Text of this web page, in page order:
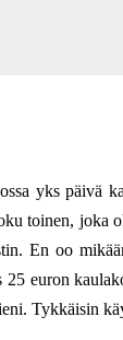
yks päivä
toinen, joka
En oo
25 euron
Tykkäisin